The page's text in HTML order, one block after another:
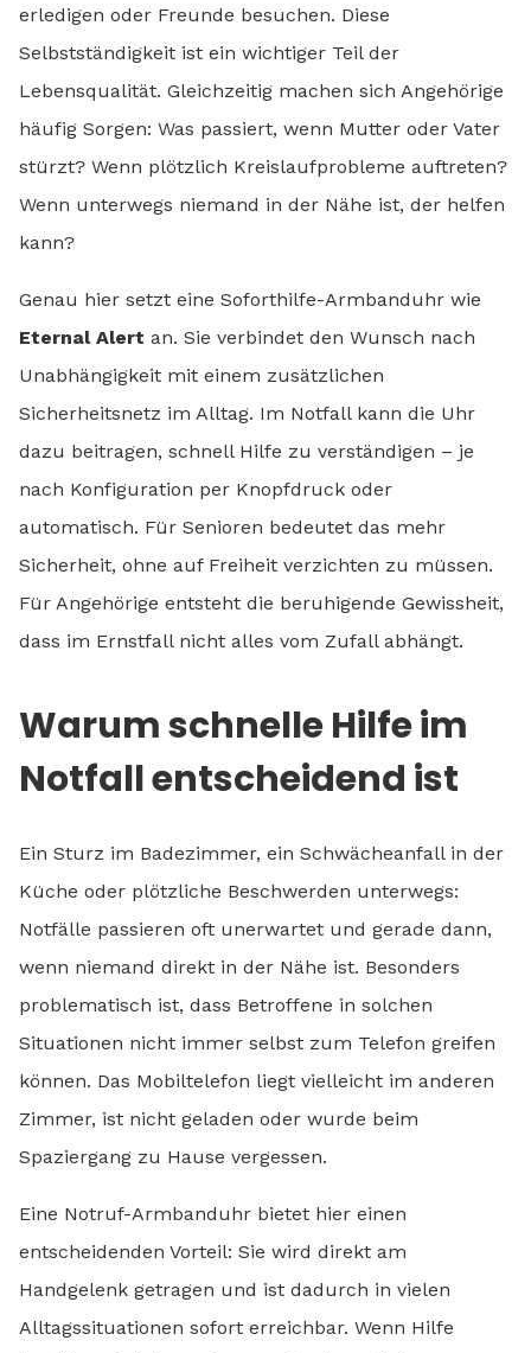
erledigen oder Freunde besuchen. Diese
Selbstständigkeit ist ein wichtiger Teil der
Lebensqualität. Gleichzeitig machen sich Angehörige
häufig Sorgen: Was passiert, wenn Mutter oder Vater
stürzt? Wenn plötzlich Kreislaufprobleme auftreten?
Wenn unterwegs niemand in der Nähe ist, der helfen
kann?
Genau hier setzt eine Soforthilfe-Armbanduhr wie
Eternal Alert an. Sie verbindet den Wunsch nach
Unabhängigkeit mit einem zusätzlichen
Sicherheitsnetz im Alltag. Im Notfall kann die Uhr
dazu beitragen, schnell Hilfe zu verständigen – je
nach Konfiguration per Knopfdruck oder
automatisch. Für Senioren bedeutet das mehr
Sicherheit, ohne auf Freiheit verzichten zu müssen.
Für Angehörige entsteht die beruhigende Gewissheit,
dass im Ernstfall nicht alles vom Zufall abhängt.
Warum schnelle Hilfe im
Notfall entscheidend ist
Ein Sturz im Badezimmer, ein Schwächeanfall in der
Küche oder plötzliche Beschwerden unterwegs:
Notfälle passieren oft unerwartet und gerade dann,
wenn niemand direkt in der Nähe ist. Besonders
problematisch ist, dass Betroffene in solchen
Situationen nicht immer selbst zum Telefon greifen
können. Das Mobiltelefon liegt vielleicht im anderen
Zimmer, ist nicht geladen oder wurde beim
Spaziergang zu Hause vergessen.
Eine Notruf-Armbanduhr bietet hier einen
entscheidenden Vorteil: Sie wird direkt am
Handgelenk getragen und ist dadurch in vielen
Alltagssituationen sofort erreichbar. Wenn Hilfe